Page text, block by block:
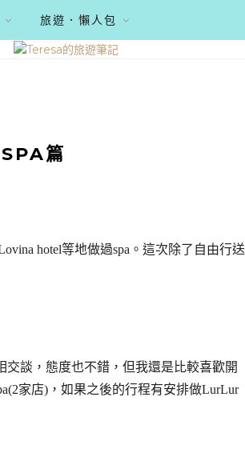
旅遊．懶人包
篇
hotel等地做過spa。這次除了自由行送
交談，態度也不錯，但我還是比較喜歡開
家店)，如果之後的行程有安排做LurLur